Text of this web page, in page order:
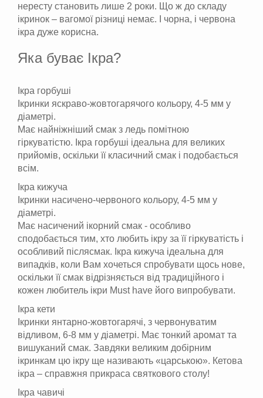
нересту становить лише 2 роки. Що ж до складу
ікринок – вагомої різниці немає. І чорна, і червона
ікра дуже корисна.
Яка буває Ікра?
Ікра горбуші
Ікринки яскраво-жовтогарячого кольору, 4-5 мм у
діаметрі.
Має найніжніший смак з ледь помітною
гіркуватістю. Ікра горбуші ідеальна для великих
прийомів, оскільки її класичний смак і подобається
всім.
Ікра кижуча
Ікринки насичено-червоного кольору, 4-5 мм у
діаметрі.
Має насичений ікорний смак - особливо
сподобається тим, хто любить ікру за її гіркуватість і
особливий післясмак. Ікра кижуча ідеальна для
випадків, коли Вам хочеться спробувати щось нове,
оскільки її смак відрізняється від традиційного і
кожен любитель ікри Must have його випробувати.
Ікра кети
Ікринки янтарно-жовтогарячі, з червонуватим
відливом, 6-8 мм у діаметрі. Має тонкий аромат та
вишуканий смак. Завдяки великим добірним
ікринкам цю ікру ще називають «царською». Кетова
ікра – справжня прикраса святкового столу!
Ікра чавичі